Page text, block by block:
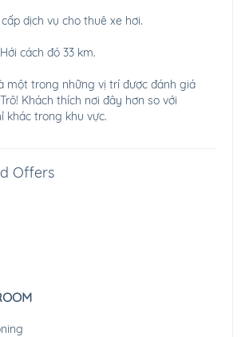
dịch vụ cho thuê xe hơi.
cách đó 33 km.
một trong những vị trí được đánh giá
Khách thích nơi đây hơn so với
khác trong khu vực.
Offers